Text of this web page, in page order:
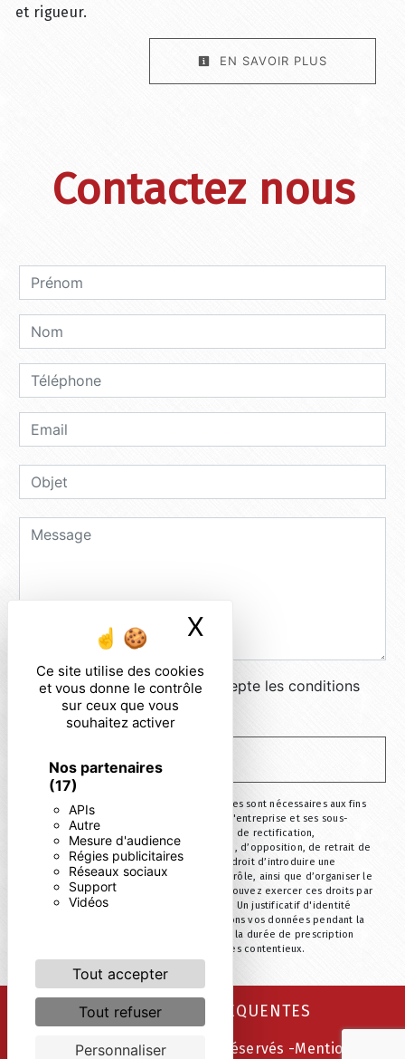
Ce site utilise des cookies
et vous donne le contrôle
sur ceux que vous
souhaitez activer
Nos partenaires
(17)
APIs
Autre
Mesure d'audience
Régies publicitaires
Réseaux sociaux
Support
Vidéos
Tout accepter
Tout refuser
Personnaliser
X
et rigueur.
EN SAVOIR PLUS
Contactez nous
En cochant cette case, j'accepte les conditions
particulières ci-dessous **
** Les données personnelles communiquées sont nécessaires aux fins
de vous contacter. Elles sont destinées à l'entreprise et ses sous-
traitants. Vous disposez de droits d’accès, de rectification,
d’effacement, de portabilité, de limitation, d’opposition, de retrait de
votre consentement à tout moment et du droit d’introduire une
réclamation auprès d’une autorité de contrôle, ainsi que d’organiser le
sort de vos données post-mortem. Vous pouvez exercer ces droits par
voie postale ou par courrier électronique. Un justificatif d'identité
pourra vous être demandé. Nous conservons vos données pendant la
période de prise de contact puis pendant la durée de prescription
légale aux fins probatoire et de gestion des contentieux.
RECHERCHES FRÉQUENTES
Vistalid- 2026 - Tous droits réservés -Mentions